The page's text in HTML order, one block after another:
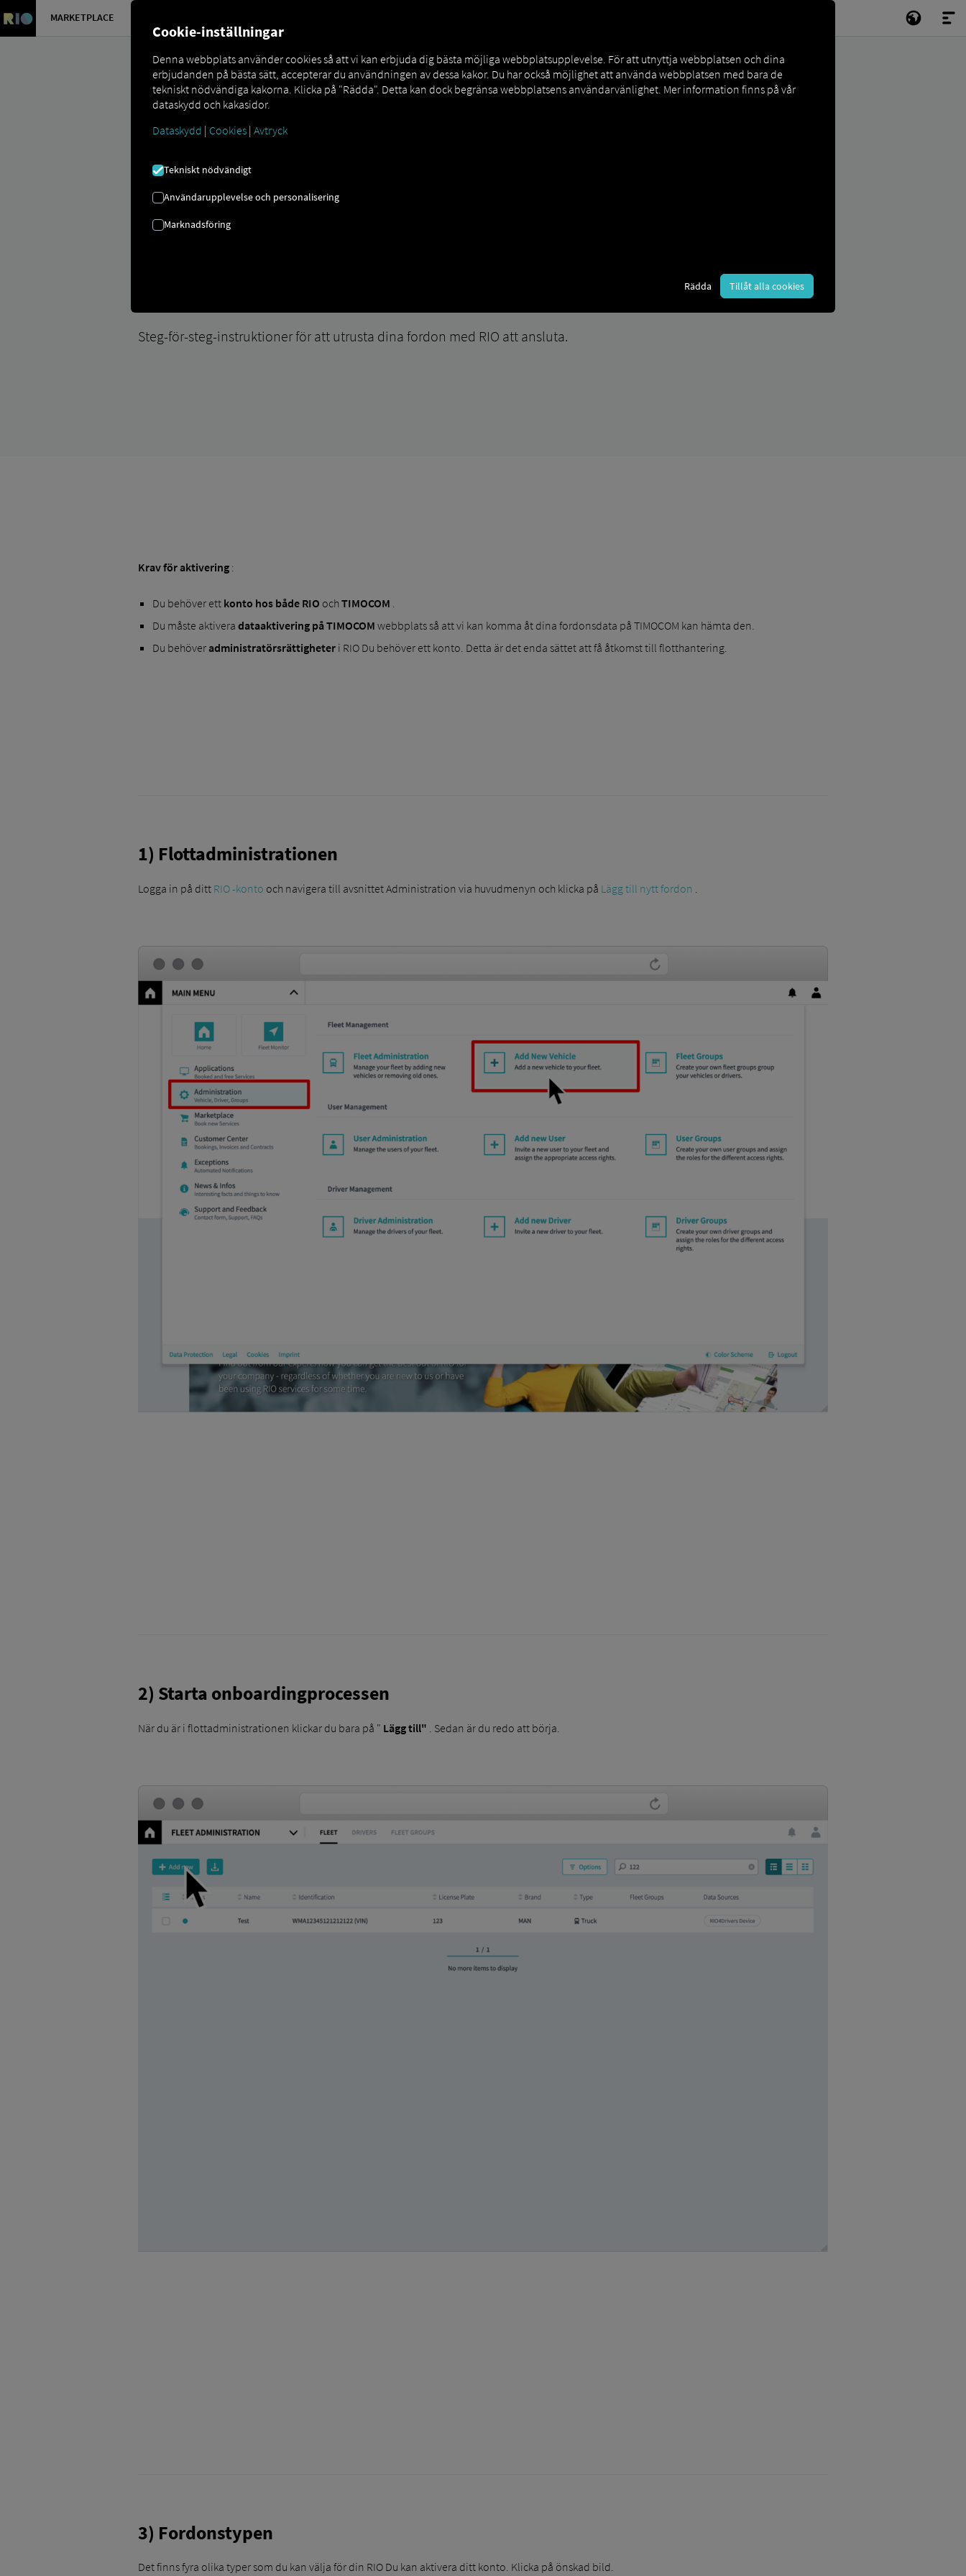
MARKETPLACE
Steg-för-steg-instruktioner för att utrusta dina fordon med RIO att ansluta.
Krav för aktivering :
Du behöver ett konto hos både RIO och TIMOCOM
Du måste aktivera dataaktivering på TIMOCOM webbplats så att vi kan komma åt dina fordonsdata på TIMOCOM kan hämta den.
Du behöveradministratörsrättigheter i RIO Du behöver ett konto. Detta är det enda sättet att få åtkomst till flotthantering.
1) Flottadministrationen
Logga in på ditt RIO -konto och navigera till avsnittet Administration via huvudmenyn och klicka på Lägg till nytt fordon
2) Starta onboardingprocessen
När du är i flottadministrationen klickar du bara på " Lägg till" . Sedan är du redo att börja.
3) Fordonstypen
Det finns fyra olika typer som du kan välja för din RIO Du kan aktivera ditt konto. Klicka på önskad bild.
Cookie-inställningar
Denna webbplats använder cookies så att vi kan erbjuda dig bästa möjliga webbplatsupplevelse. För att utnyttja webbplatsen och dina
erbjudanden på bästa sätt, accepterar du användningen av dessa kakor. Du har också möjlighet att använda webbplatsen med bara de
tekniskt nödvändiga kakorna. Klicka på "Rädda". Detta kan dock begränsa webbplatsens användarvänlighet. Mer information finns på vår
dataskydd och kakasidor.
Dataskydd | Cookies | Avtryck
Tekniskt nödvändigt
Användarupplevelse och personalisering
Marknadsföring
Rädda Tillåt alla cookies